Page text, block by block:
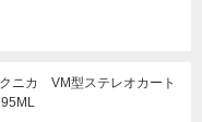
ニカ VM型ステレオカート